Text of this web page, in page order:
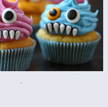
קאפקייקס עוגיפלצת